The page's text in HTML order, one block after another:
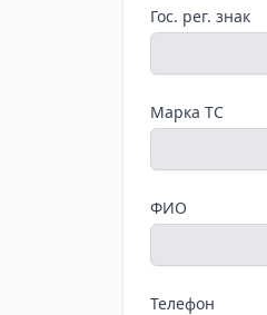
Гос. рег. знак
Марка ТС
ФИО
Телефон